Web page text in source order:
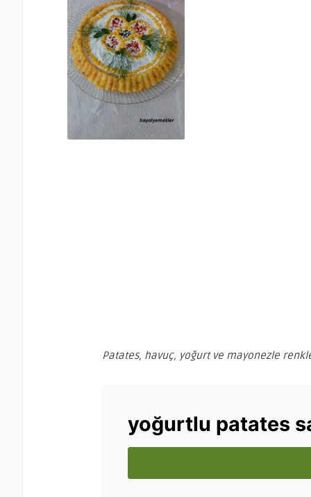
Patates, havuç, yoğurt ve mayonezle
yoğurtlu patates